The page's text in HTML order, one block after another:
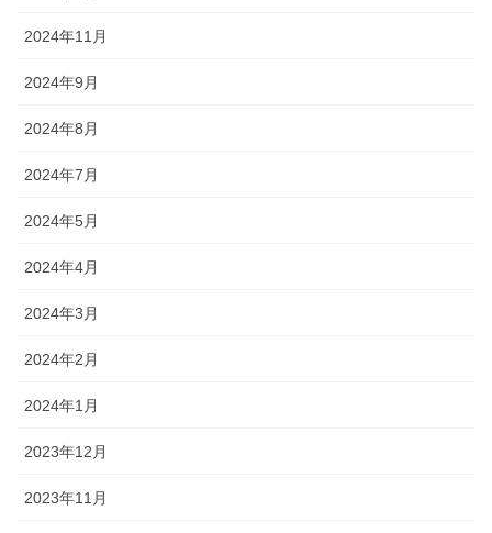
2024年11月
2024年9月
2024年8月
2024年7月
2024年5月
2024年4月
2024年3月
2024年2月
2024年1月
2023年12月
2023年11月